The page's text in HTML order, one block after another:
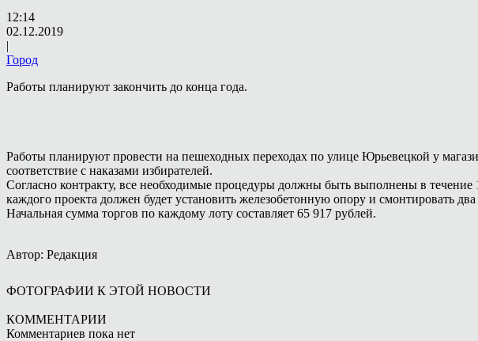
12:14
02.12.2019
|
Город
Работы планируют закончить до конца года.
Работы планируют провести на пешеходных переходах по улице Юрьевецкой у
соответствие с наказами избирателей.
Согласно контракту, все необходимые процедуры должны быть выполнены в течение
каждого проекта должен будет установить железобетонную опору и смонтировать два
Начальная сумма торгов по каждому лоту составляет 65 917 рублей.
Автор: Редакция
ФОТОГРАФИИ К ЭТОЙ НОВОСТИ
КОММЕНТАРИИ
Комментариев пока нет